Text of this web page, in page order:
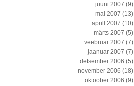
juuni 2007 (9)
mai 2007 (13)
aprill 2007 (10)
märts 2007 (5)
veebruar 2007 (7)
jaanuar 2007 (7)
detsember 2006 (5)
november 2006 (18)
oktoober 2006 (9)